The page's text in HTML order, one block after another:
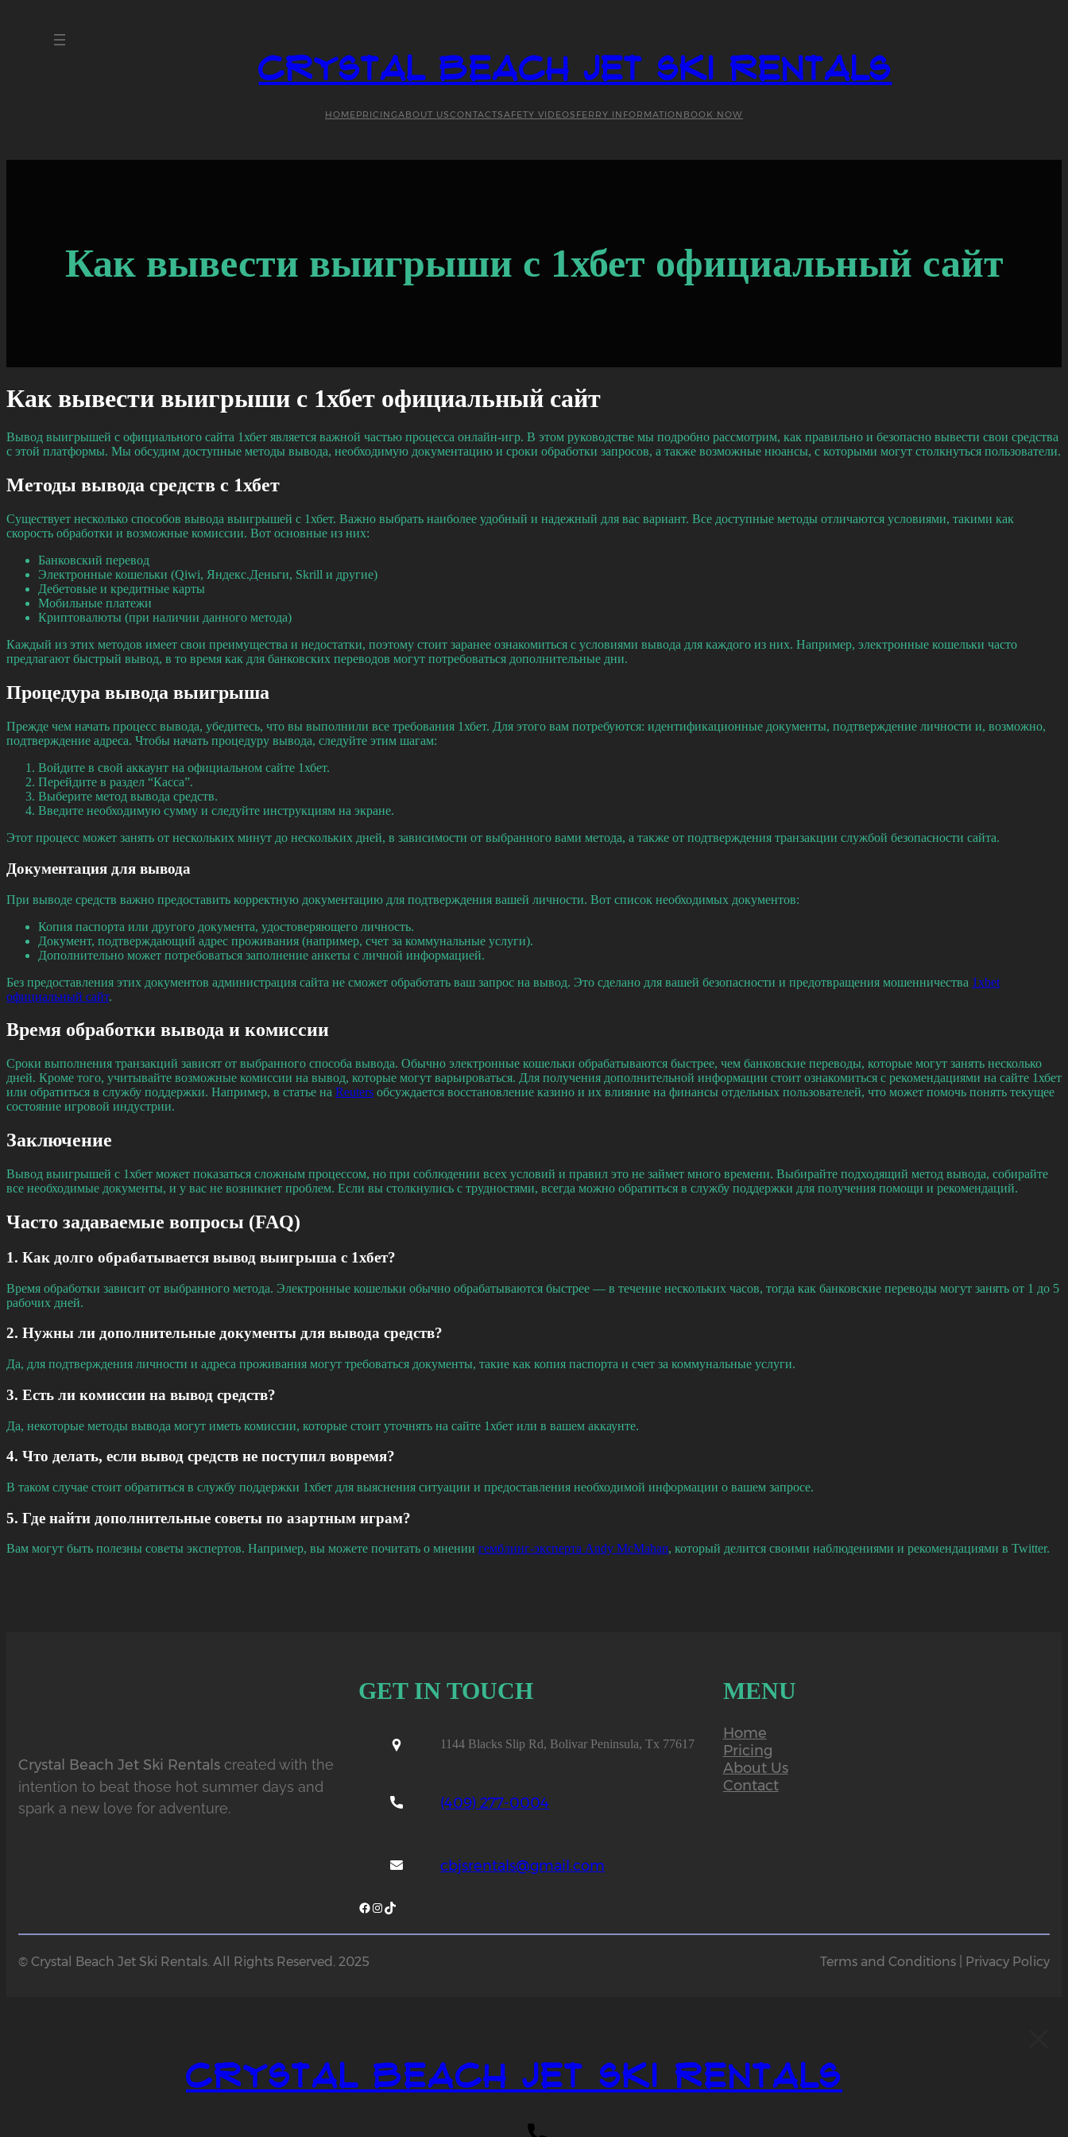
Crystal Beach Jet Ski Rentals
HOMEPRICINGABOUT USCONTACTSAFETY VIDEOS FERRY INFORMATION BOOK NOW
Как вывести выигрыши с 1хбет официальный сайт
Как вывести выигрыши с 1хбет официальный сайт
Вывод выигрышей с официального сайта 1хбет является важной частью процесса онлайн-игр. В этом руководстве мы подробно рассмотрим, как правильно и безопасно вывести свои средства
с этой платформы. Мы обсудим доступные методы вывода, необходимую документацию и сроки обработки запросов, а также возможные нюансы, с которыми могут столкнуться пользователи.
Методы вывода средств с 1хбет
Существует несколько способов вывода выигрышей с 1хбет. Важно выбрать наиболее удобный и надежный для вас вариант. Все доступные методы отличаются условиями, такими как
скорость обработки и возможные комиссии. Вот основные из них:
Банковский перевод
Электронные кошельки (Qiwi, Яндекс.Деньги, Skrill и другие)
Дебетовые и кредитные карты
Мобильные платежи
Криптовалюты (при наличии данного метода)
Каждый из этих методов имеет свои преимущества и недостатки, поэтому стоит заранее ознакомиться с условиями вывода для каждого из них. Например, электронные кошельки часто
предлагают быстрый вывод, в то время как для банковских переводов могут потребоваться дополнительные дни.
Процедура вывода выигрыша
Прежде чем начать процесс вывода, убедитесь, что вы выполнили все требования 1хбет. Для этого вам потребуются: идентификационные документы, подтверждение личности и, возможно,
подтверждение адреса. Чтобы начать процедуру вывода, следуйте этим шагам:
Войдите в свой аккаунт на официальном сайте 1хбет.
Перейдите в раздел “Касса”.
Выберите метод вывода средств.
Введите необходимую сумму и следуйте инструкциям на экране.
Этот процесс может занять от нескольких минут до нескольких дней, в зависимости от выбранного вами метода, а также от подтверждения транзакции службой безопасности сайта.
Документация для вывода
При выводе средств важно предоставить корректную документацию для подтверждения вашей личности. Вот список необходимых документов:
Копия паспорта или другого документа, удостоверяющего личность.
Документ, подтверждающий адрес проживания (например, счет за коммунальные услуги).
Дополнительно может потребоваться заполнение анкеты с личной информацией.
Без предоставления этих документов администрация сайта не сможет обработать ваш запрос на вывод. Это сделано для вашей безопасности и предотвращения мошенничества 1xbet
официальный сайт.
Время обработки вывода и комиссии
Сроки выполнения транзакций зависят от выбранного способа вывода. Обычно электронные кошельки обрабатываются быстрее, чем банковские переводы, которые могут занять несколько
дней. Кроме того, учитывайте возможные комиссии на вывод, которые могут варьироваться. Для получения дополнительной информации стоит ознакомиться с рекомендациями на сайте 1хбет
или обратиться в службу поддержки. Например, в статье на Reuters обсуждается восстановление казино и их влияние на финансы отдельных пользователей, что может помочь понять текущее
состояние игровой индустрии.
Заключение
Вывод выигрышей с 1хбет может показаться сложным процессом, но при соблюдении всех условий и правил это не займет много времени. Выбирайте подходящий метод вывода, собирайте
все необходимые документы, и у вас не возникнет проблем. Если вы столкнулись с трудностями, всегда можно обратиться в службу поддержки для получения помощи и рекомендаций.
Часто задаваемые вопросы (FAQ)
1. Как долго обрабатывается вывод выигрыша с 1хбет?
Время обработки зависит от выбранного метода. Электронные кошельки обычно обрабатываются быстрее — в течение нескольких часов, тогда как банковские переводы могут занять от 1 до 5
рабочих дней.
2. Нужны ли дополнительные документы для вывода средств?
Да, для подтверждения личности и адреса проживания могут требоваться документы, такие как копия паспорта и счет за коммунальные услуги.
3. Есть ли комиссии на вывод средств?
Да, некоторые методы вывода могут иметь комиссии, которые стоит уточнять на сайте 1хбет или в вашем аккаунте.
4. Что делать, если вывод средств не поступил вовремя?
В таком случае стоит обратиться в службу поддержки 1хбет для выяснения ситуации и предоставления необходимой информации о вашем запросе.
5. Где найти дополнительные советы по азартным играм?
Вам могут быть полезны советы экспертов. Например, вы можете почитать о мнении гемблинг-эксперта Andy McMahan, который делится своими наблюдениями и рекомендациями в Twitter.
Crystal Beach Jet Ski Rentals created with the
intention to beat those hot summer days and
spark a new love for adventure.
GET IN TOUCH
1144 Blacks Slip Rd, Bolivar Peninsula, Tx 77617
(409) 277-0004
cbjsrentals@gmail.com
Facebook Instagram TikTok
MENU
Home
Pricing
About Us
Contact
© Crystal Beach Jet Ski Rentals. All Rights Reserved. 2025 Terms and Conditions | Privacy Policy
Crystal Beach Jet Ski Rentals